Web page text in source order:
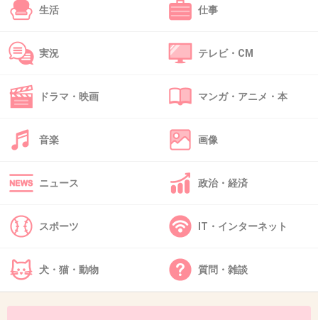
38. 匿名
前日の夜から友達3人で居酒屋に行きました。(すみませ
ん、飲みました)普通にご飯食べて、終わりの方に私がトイ
レに立ったついでに、小さなショートケーキにろうそくを
り、誕生日の瞬間にbirthday songを歌って盛り上がりまし
た。彼は深夜まで仕事だったので諦めていましたが、友達
と解散後家の近くで待っててくれて少しドライブしまし
た。私は冗談で『誕生日プレゼントは？』と聞いたら、
も、会ってくれた彼に感謝しました。そして少し明るくな
ってきたのでサヨナラしようと思ったら、後部座席からま
生活 仕事
実況 テレビ・CM
ドラマ・映画 マンガ・アニメ・本
音楽 画像
ニュース 政治・経済
スポーツ IT・インターネット
犬・猫・動物 質問・雑談